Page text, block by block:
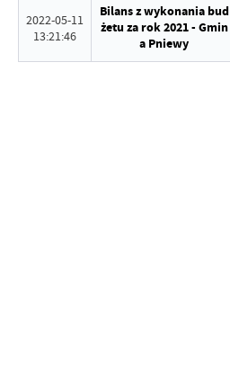
2022-05-11
13:21:46
Bilans z wykonania bud
żetu za rok 2021 - Gmin
a Pniewy